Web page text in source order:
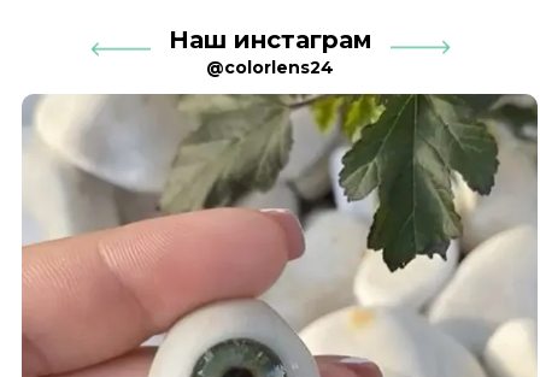
Наш инстаграм
@colorlens24